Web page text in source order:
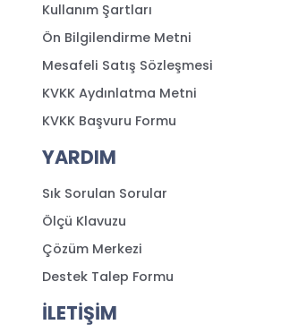
Kullanım Şartları
Ön Bilgilendirme Metni
Mesafeli Satış Sözleşmesi
KVKK Aydınlatma Metni
KVKK Başvuru Formu
YARDIM
Sık Sorulan Sorular
Ölçü Klavuzu
Çözüm Merkezi
Destek Talep Formu
İLETİŞİM